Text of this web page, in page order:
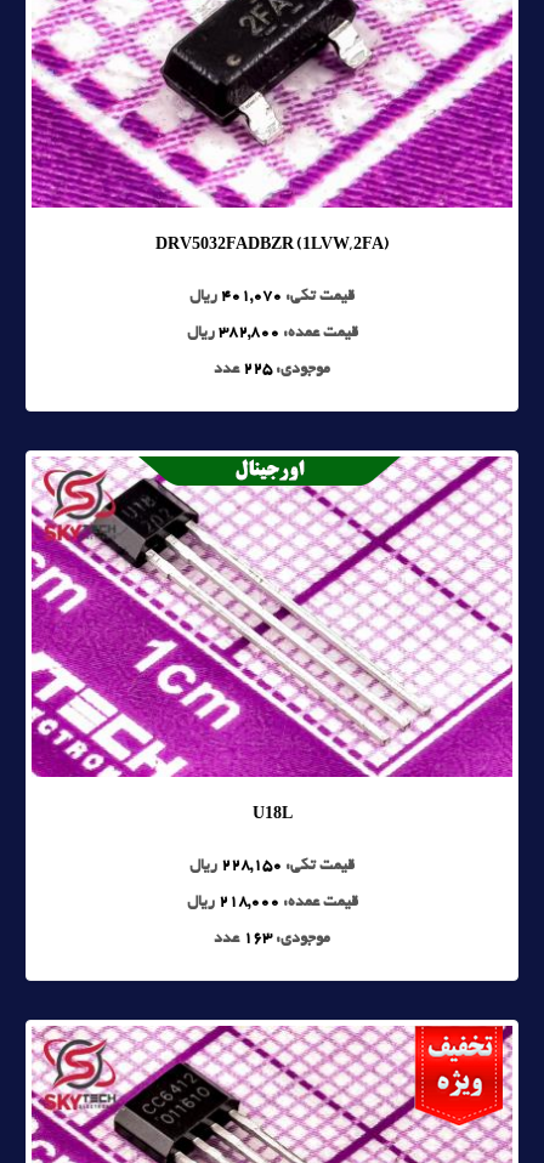
DRV5032FADBZR (1LVW, 2FA)
قیمت تکی: 401,070 ریال
قیمت عمده: 382,800 ریال
موجودی:225 عدد
U18L
قیمت تکی: 228,150 ریال
قیمت عمده: 218,000 ریال
موجودی:163 عدد